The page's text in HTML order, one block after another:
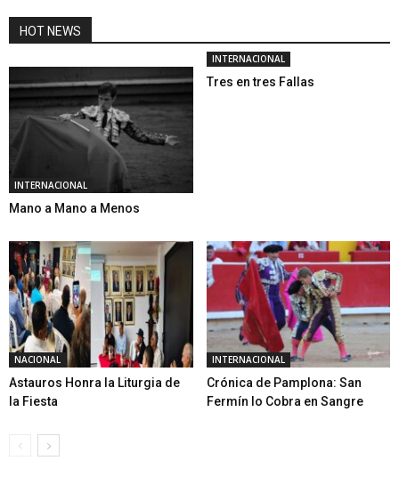
HOT NEWS
INTERNACIONAL
Mano a Mano a Menos
INTERNACIONAL
Tres en tres Fallas
NACIONAL
Astauros Honra la Liturgia de
la Fiesta
INTERNACIONAL
Crónica de Pamplona: San
Fermín lo Cobra en Sangre